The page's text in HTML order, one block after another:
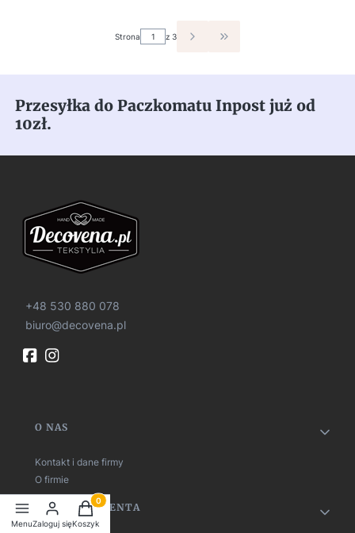
Strona z 3 PRZEJDŹ DO OSTATNIEJ
Przesyłka do Paczkomatu Inpost już od
10zł.
+48 530 880 078
biuro@decovena.pl
Linki w stopce
O NAS
Kontakt i dane firmy
O firmie
OBSŁUGA KLIENTA
MenuZaloguj się
Produkty w koszyku: 0. Zobacz szczegóły
Koszyk